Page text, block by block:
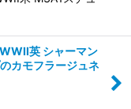
英 シャーマン
カモフラージュネ